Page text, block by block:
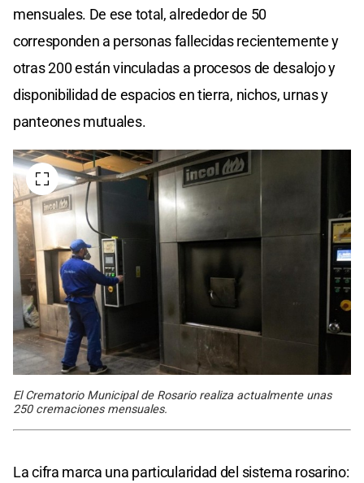
mensuales. De ese total, alrededor de 50
corresponden a personas fallecidas recientemente y
otras 200 están vinculadas a procesos de desalojo y
disponibilidad de espacios en tierra, nichos, urnas y
panteones mutuales.
El Crematorio Municipal de Rosario realiza actualmente unas
250 cremaciones mensuales.
La cifra marca una particularidad del sistema rosarino: